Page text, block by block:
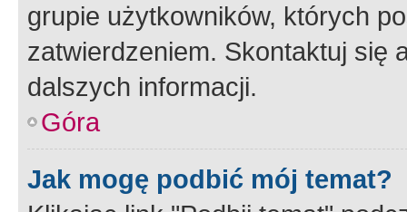
grupie użytkowników, których
zatwierdzeniem. Skontaktuj się
dalszych informacji.
Góra
Jak mogę podbić mój temat?